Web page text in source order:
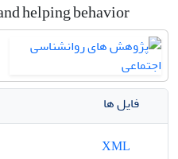
helping behavior
فایل ها